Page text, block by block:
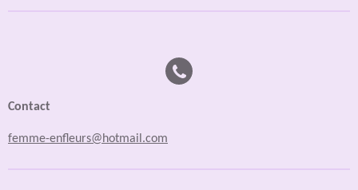
Contact
femme-enfleurs@hotmail.com